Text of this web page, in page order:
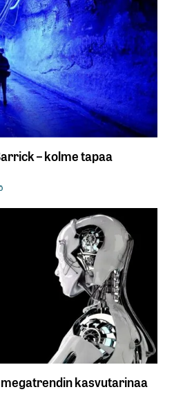
– kolme tapaa
kasvutarinaa